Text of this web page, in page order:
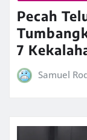
Pecah
7
Samuel